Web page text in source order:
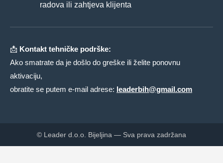
radova ili zahtjeva klijenta
📩 Kontakt tehničke podrške:
Ako smatrate da je došlo do greške ili želite ponovnu
aktivaciju,
obratite se putem e-mail adrese: leaderbih@gmail.com
© Leader d.o.o. Bijeljina — Sva prava zadržana